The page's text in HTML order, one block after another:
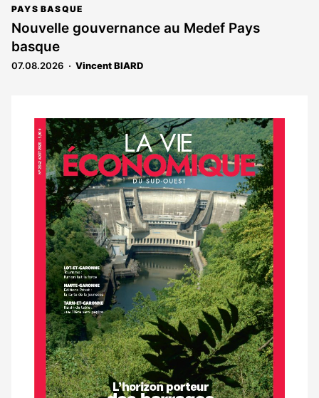
PAYS BASQUE
Nouvelle gouvernance au Medef Pays
basque
07.08.2026 Vincent BIARD
Notre
dernier
magazine